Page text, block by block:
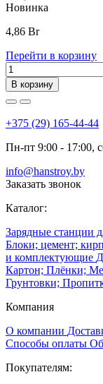
Новинка
4,86 Br
Перейти в корзину
В корзину
+375 (29) 165-44-44
Пн-пт 9:00 - 17:00,
info@hanstroy.by
Заказать звонок
Каталог:
Зарядные станции
Блоки; цемент;
и комплектующие
Картон; Плёнки;
Грунтовки;
Компания
О компании
Способы оплаты
Покупателям: